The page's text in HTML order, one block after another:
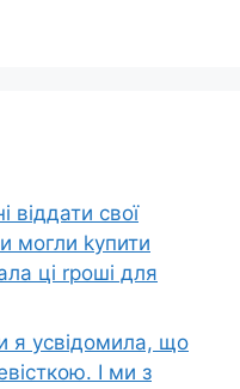
віддати свої
могли kупити
ці rроші для
я усвідомила, що
І ми з